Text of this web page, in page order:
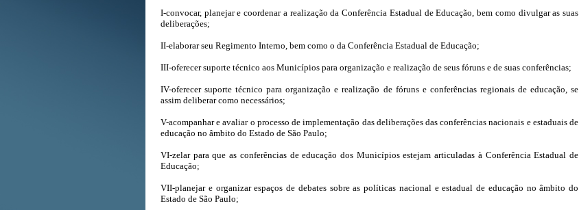
I-convocar, planejar e coordenar a realização da Conferência Estadual de Educação, bem como divulgar as suas
deliberações;
II-elaborar seu Regimento Interno, bem como o da Conferência Estadual de Educação;
III-oferecer suporte técnico aos Municípios para organização e realização de seus fóruns e de suas conferências;
IV-oferecer suporte técnico para organização e realização de fóruns e conferências regionais de educação, se
assim deliberar como necessários;
V-acompanhar e avaliar o processo de implementação das deliberações das conferências nacionais e estaduais de
educação no âmbito do Estado de São Paulo;
VI-zelar para que as conferências de educação dos Municípios estejam articuladas à Conferência Estadual de
Educação;
VII-planejar e organizar espaços de debates sobre as políticas nacional e estadual de educação no âmbito do
Estado de São Paulo;